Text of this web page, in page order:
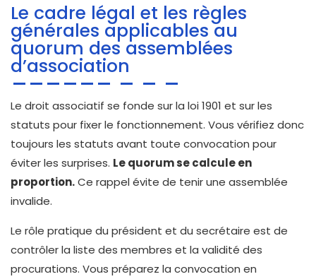
Le cadre légal et les règles
générales applicables au
quorum des assemblées
d’association
Le droit associatif se fonde sur la loi 1901 et sur les
statuts pour fixer le fonctionnement. Vous vérifiez donc
toujours les statuts avant toute convocation pour
éviter les surprises. Le quorum se calcule en
proportion.Ce rappel évite de tenir une assemblée
invalide.
Le rôle pratique du président et du secrétaire est de
contrôler la liste des membres et la validité des
procurations. Vous préparez la convocation en